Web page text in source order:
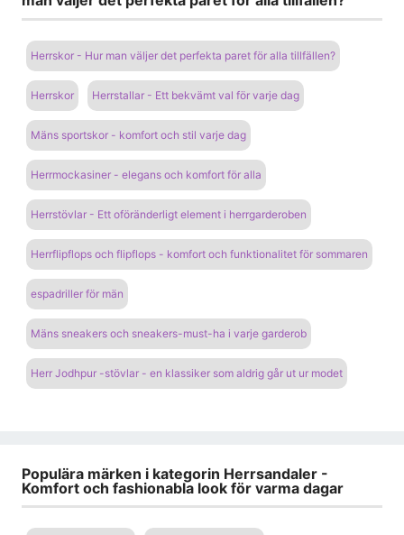
Herrskor - Hur man väljer det perfekta paret för alla tillfällen?
Herrskor Herrstallar - Ett bekvämt val för varje dag
Mäns sportskor - komfort och stil varje dag
Herrmockasiner - elegans och komfort för alla
Herrstövlar - Ett oföränderligt element i herrgarderoben
Herrflipflops och flipflops - komfort och funktionalitet för sommaren
espadriller för män
Mäns sneakers och sneakers-must-ha i varje garderob
Herr Jodhpur -stövlar - en klassiker som aldrig går ut ur modet
Populära märken i kategorin Herrsandaler -
Komfort och fashionabla look för varma dagar